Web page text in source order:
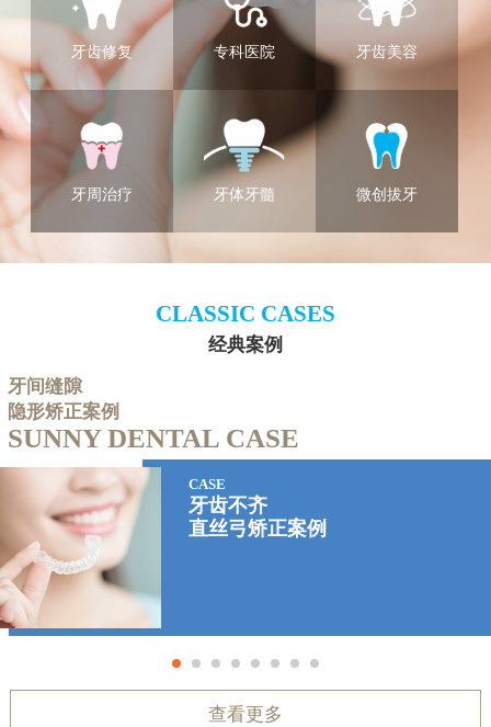
牙齿修复 专科医院 牙齿美容
牙周治疗 牙体牙髓 微创拔牙
CLASSIC CASES
经典案例
牙间缝隙
隐形矫正案例
SUNNY DENTAL CASE
CASE
牙齿不齐
直丝弓矫正案例
查看更多